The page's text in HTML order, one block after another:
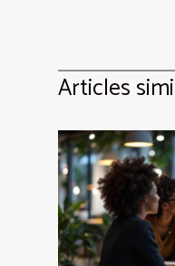
Articles